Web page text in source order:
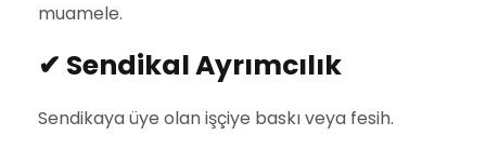
muamele.
✔ Sendikal Ayrımcılık
Sendikaya üye olan işçiye baskı veya fesih.